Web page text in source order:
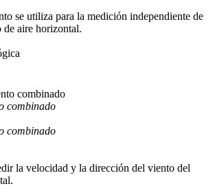
se utiliza para la medición independiente de
aire horizontal.
combinado
combinado
la velocidad y la dirección del viento del